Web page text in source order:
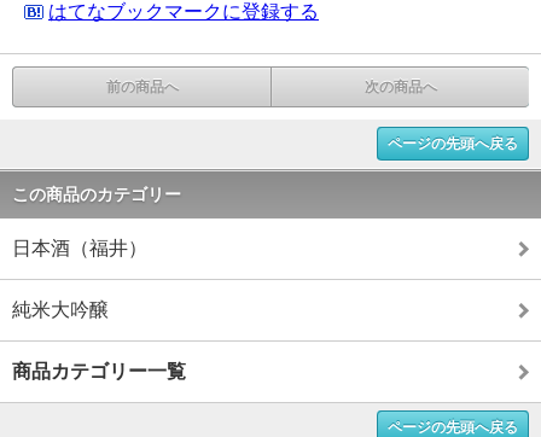
はてなブックマークに登録する
前の商品へ 次の商品へ
ページの先頭へ戻る
この商品のカテゴリー
日本酒（福井）
純米大吟醸
商品カテゴリー一覧
ページの先頭へ戻る